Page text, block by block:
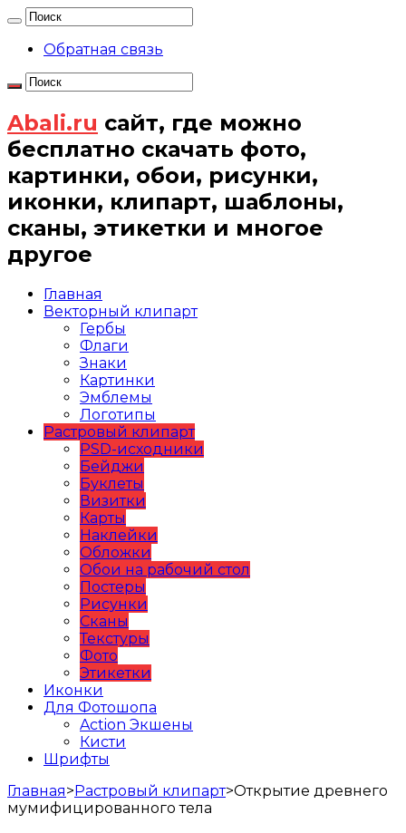
Обратная связь
Abali.ru сайт, где можно
бесплатно скачать фото,
картинки, обои, рисунки,
иконки, клипарт, шаблоны,
сканы, этикетки и многое
другое
Главная
Векторный клипарт
Гербы
Флаги
Знаки
Картинки
Эмблемы
Логотипы
Растровый клипарт
PSD-исходники
Бейджи
Буклеты
Визитки
Карты
Наклейки
Обложки
Обои на рабочий стол
Постеры
Рисунки
Сканы
Текстуры
Фото
Этикетки
Иконки
Для Фотошопа
Action Экшены
Кисти
Шрифты
Главная>Растровый клипарт>Открытие древнего
мумифицированного тела